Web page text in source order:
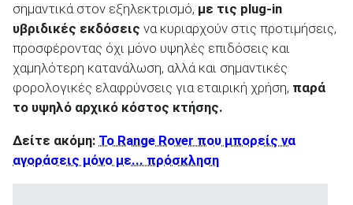
σημαντικά στον εξηλεκτρισμό, με τις plug-in
υβριδικές εκδόσεις να κυριαρχούν στις προτιμήσεις,
προσφέροντας όχι μόνο υψηλές επιδόσεις και
χαμηλότερη κατανάλωση, αλλά και σημαντικές
φορολογικές ελαφρύνσεις για εταιρική χρήση, παρά
το υψηλό αρχικό κόστος κτήσης.
Δείτε ακόμη: Το Range Rover που μπορείς να
αγοράσεις μόνο με... πρόσκληση